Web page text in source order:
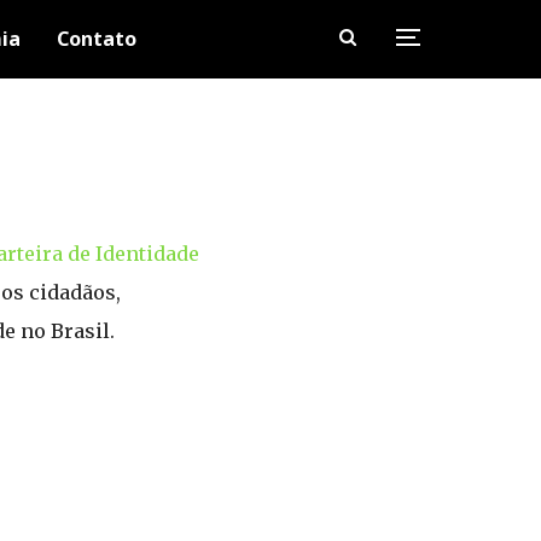
Contato
de Identidade
cidadãos,
no Brasil.